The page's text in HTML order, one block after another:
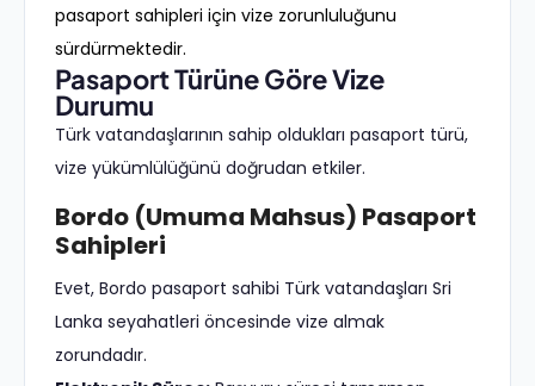
pasaport sahipleri için vize zorunluluğunu
sürdürmektedir.
Pasaport Türüne Göre Vize
Durumu
Türk vatandaşlarının sahip oldukları pasaport türü,
vize yükümlülüğünü doğrudan etkiler.
Bordo (Umuma Mahsus) Pasaport
Sahipleri
Evet, Bordo pasaport sahibi Türk vatandaşları Sri
Lanka seyahatleri öncesinde vize almak
zorundadır.